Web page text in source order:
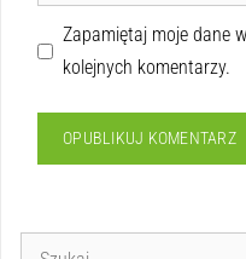
Zapamiętaj moje dane
kolejnych komentarzy.